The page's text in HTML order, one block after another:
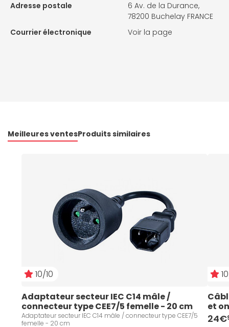
Adresse postale
6 Av. de la Durance,
78200 Buchelay FRANCE
Courrier électronique
Voir la page
Meilleures ventesProduits similaires
10/10
Adaptateur secteur IEC C14 mâle /
connecteur type CEE7/5 femelle - 20 cm
Adaptateur secteur IEC C14 mâle / connecteur type CEE7/5
femelle - 20 cm
et
24€